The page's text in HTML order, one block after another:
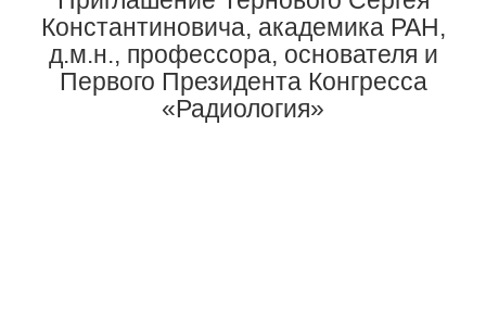
Константиновича, академика РАН,
д.м.н., профессора, основателя и
Первого Президента Конгресса
«Радиология»